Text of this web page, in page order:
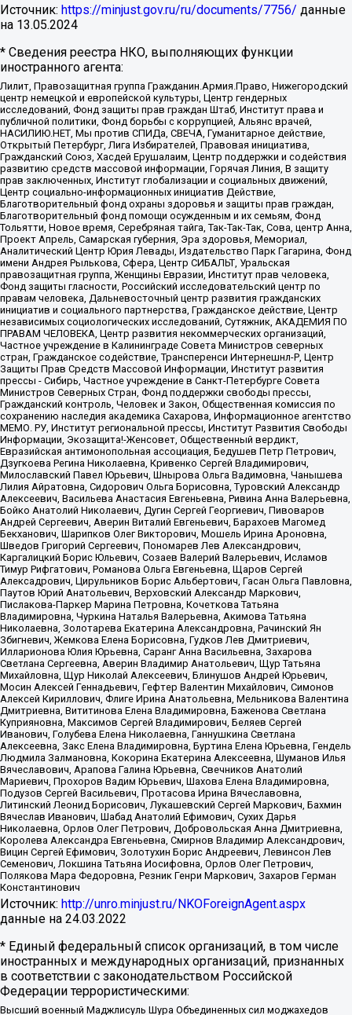
Источник: https://minjust.gov.ru/ru/documents/7756/ данные
на 13.05.2024
* Сведения реестра НКО, выполняющих функции
иностранного агента:
Лилит, Правозащитная группа Гражданин.Армия.Право, Нижегородский
центр немецкой и европейской культуры, Центр гендерных
исследований, Фонд защиты прав граждан Штаб, Институт права и
публичной политики, Фонд борьбы с коррупцией, Альянс врачей,
НАСИЛИЮ.НЕТ, Мы против СПИДа, СВЕЧА, Гуманитарное действие,
Открытый Петербург, Лига Избирателей, Правовая инициатива,
Гражданский Союз, Хасдей Ерушалаим, Центр поддержки и содействия
развитию средств массовой информации, Горячая Линия, В защиту
прав заключенных, Институт глобализации и социальных движений,
Центр социально-информационных инициатив Действие,
Благотворительный фонд охраны здоровья и защиты прав граждан,
Благотворительный фонд помощи осужденным и их семьям, Фонд
Тольятти, Новое время, Серебряная тайга, Так-Так-Так, Сова, центр Анна,
Проект Апрель, Самарская губерния, Эра здоровья, Мемориал,
Аналитический Центр Юрия Левады, Издательство Парк Гагарина, Фонд
имени Андрея Рылькова, Сфера, Центр СИБАЛЬТ, Уральская
правозащитная группа, Женщины Евразии, Институт прав человека,
Фонд защиты гласности, Российский исследовательский центр по
правам человека, Дальневосточный центр развития гражданских
инициатив и социального партнерства, Гражданское действие, Центр
независимых социологических исследований, Сутяжник, АКАДЕМИЯ ПО
ПРАВАМ ЧЕЛОВЕКА, Центр развития некоммерческих организаций,
Частное учреждение в Калининграде Совета Министров северных
стран, Гражданское содействие, Трансперенси Интернешнл-Р, Центр
Защиты Прав Средств Массовой Информации, Институт развития
прессы - Сибирь, Частное учреждение в Санкт-Петербурге Совета
Министров Северных Стран, Фонд поддержки свободы прессы,
Гражданский контроль, Человек и Закон, Общественная комиссия по
сохранению наследия академика Сахарова, Информационное агентство
МЕМО. РУ, Институт региональной прессы, Институт Развития Свободы
Информации, Экозащита!-Женсовет, Общественный вердикт,
Евразийская антимонопольная ассоциация, Бедушев Петр Петрович,
Дзугкоева Регина Николаевна, Кривенко Сергей Владимирович,
Милославский Павел Юрьевич, Шнырова Ольга Вадимовна, Чанышева
Лилия Айратовна, Сидорович Ольга Борисовна, Туровский Александр
Алексеевич, Васильева Анастасия Евгеньевна, Ривина Анна Валерьевна,
Бойко Анатолий Николаевич, Дугин Сергей Георгиевич, Пивоваров
Андрей Сергеевич, Аверин Виталий Евгеньевич, Барахоев Магомед
Бекханович, Шарипков Олег Викторович, Мошель Ирина Ароновна,
Шведов Григорий Сергеевич, Пономарев Лев Александрович,
Каргалицкий Борис Юльевич, Созаев Валерий Валерьевич, Исламов
Тимур Рифгатович, Романова Ольга Евгеньевна, Щаров Сергей
Алексадрович, Цирульников Борис Альбертович, Гасан Ольга Павловна,
Паутов Юрий Анатольевич, Верховский Александр Маркович,
Пислакова-Паркер Марина Петровна, Кочеткова Татьяна
Владимировна, Чуркина Наталья Валерьевна, Акимова Татьяна
Николаевна, Золотарева Екатерина Александровна, Рачинский Ян
Збигневич, Жемкова Елена Борисовна, Гудков Лев Дмитриевич,
Илларионова Юлия Юрьевна, Саранг Анна Васильевна, Захарова
Светлана Сергеевна, Аверин Владимир Анатольевич, Щур Татьяна
Михайловна, Щур Николай Алексеевич, Блинушов Андрей Юрьевич,
Мосин Алексей Геннадьевич, Гефтер Валентин Михайлович, Симонов
Алексей Кириллович, Флиге Ирина Анатольевна, Мельникова Валентина
Дмитриевна, Вититинова Елена Владимировна, Баженова Светлана
Куприяновна, Максимов Сергей Владимирович, Беляев Сергей
Иванович, Голубева Елена Николаевна, Ганнушкина Светлана
Алексеевна, Закс Елена Владимировна, Буртина Елена Юрьевна, Гендель
Людмила Залмановна, Кокорина Екатерина Алексеевна, Шуманов Илья
Вячеславович, Арапова Галина Юрьевна, Свечников Анатолий
Мариевич, Прохоров Вадим Юрьевич, Шахова Елена Владимировна,
Подузов Сергей Васильевич, Протасова Ирина Вячеславовна,
Литинский Леонид Борисович, Лукашевский Сергей Маркович, Бахмин
Вячеслав Иванович, Шабад Анатолий Ефимович, Сухих Дарья
Николаевна, Орлов Олег Петрович, Добровольская Анна Дмитриевна,
Королева Александра Евгеньевна, Смирнов Владимир Александрович,
Вицин Сергей Ефимович, Золотухин Борис Андреевич, Левинсон Лев
Семенович, Локшина Татьяна Иосифовна, Орлов Олег Петрович,
Полякова Мара Федоровна, Резник Генри Маркович, Захаров Герман
Константинович
Источник: http://unro.minjust.ru/NKOForeignAgent.aspx
данные на 24.03.2022
* Единый федеральный список организаций, в том числе
иностранных и международных организаций, признанных
в соответствии с законодательством Российской
Федерации террористическими:
Высший военный Маджлисуль Шура Объединенных сил моджахедов